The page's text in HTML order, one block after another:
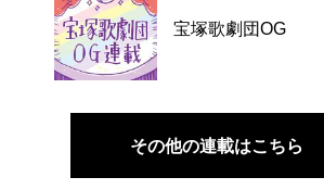
宝塚歌劇団OG
その他の連載はこちら